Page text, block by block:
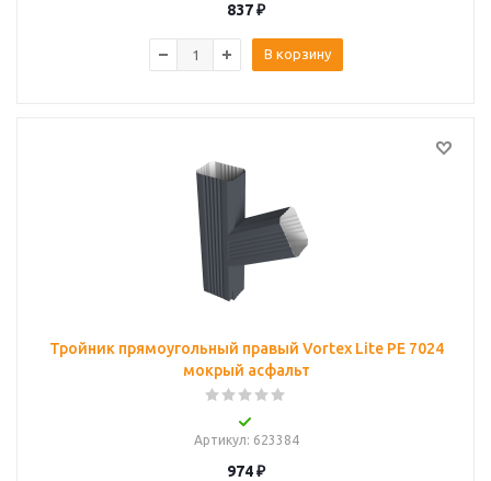
837₽
В корзину
Тройник прямоугольный правый Vortex Lite PE 7024
мокрый асфальт
Артикул: 623384
974₽